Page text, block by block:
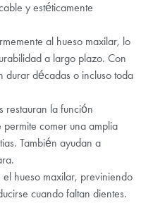
y estéticamente
al hueso maxilar, lo
a largo plazo. Con
durar décadas o incluso toda
restauran la función
comer una amplia
También ayudan a
el hueso maxilar, previniendo
cuando faltan dientes.